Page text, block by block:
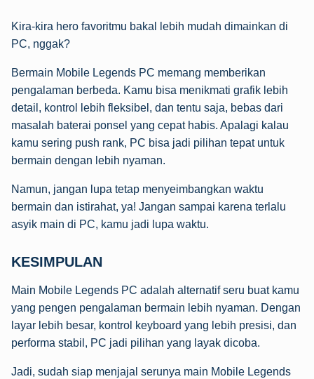
Kira-kira hero favoritmu bakal lebih mudah dimainkan di
PC, nggak?
Bermain Mobile Legends PC memang memberikan
pengalaman berbeda. Kamu bisa menikmati grafik lebih
detail, kontrol lebih fleksibel, dan tentu saja, bebas dari
masalah baterai ponsel yang cepat habis. Apalagi kalau
kamu sering push rank, PC bisa jadi pilihan tepat untuk
bermain dengan lebih nyaman.
Namun, jangan lupa tetap menyeimbangkan waktu
bermain dan istirahat, ya! Jangan sampai karena terlalu
asyik main di PC, kamu jadi lupa waktu.
KESIMPULAN
Main Mobile Legends PC adalah alternatif seru buat kamu
yang pengen pengalaman bermain lebih nyaman. Dengan
layar lebih besar, kontrol keyboard yang lebih presisi, dan
performa stabil, PC jadi pilihan yang layak dicoba.
Jadi, sudah siap menjajal serunya main Mobile Legends